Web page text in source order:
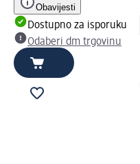
Obavijesti
Dostupno za isporuku
Odaberi dm trgovinu